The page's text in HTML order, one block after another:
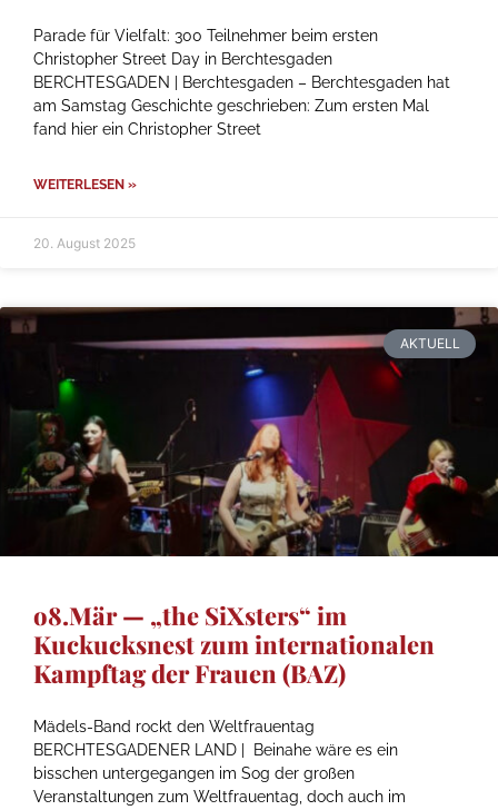
Parade für Vielfalt: 300 Teilnehmer beim ersten
Christopher Street Day in Berchtesgaden
BERCHTESGADEN | Berchtesgaden – Berchtesgaden hat
am Samstag Geschichte geschrieben: Zum ersten Mal
fand hier ein Christopher Street
WEITERLESEN »
20. August 2025
AKTUELL
o8.Mär — „the SiXsters“ im
Kuckucksnest zum internationalen
Kampftag der Frauen (BAZ)
Mädels-Band rockt den Weltfrauentag
BERCHTESGADENER LAND | Beinahe wäre es ein
bisschen untergegangen im Sog der großen
Veranstaltungen zum Weltfrauentag, doch auch im